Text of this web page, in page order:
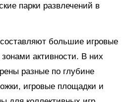
парки развлечений в
большие игровые
активности. В них
разные по глубине
игровые площадки и